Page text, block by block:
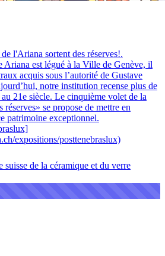
l'Ariana sortent des réserves!.
Ariana est légué à la Ville de Genève, il
acquis sous l’autorité de Gustave
notre institution recense plus de
21e siècle. Le cinquième volet de la
réserves» se propose de mettre en
patrimoine exceptionnel.
expositions/posttenebraslux)
suisse de la céramique et du verre